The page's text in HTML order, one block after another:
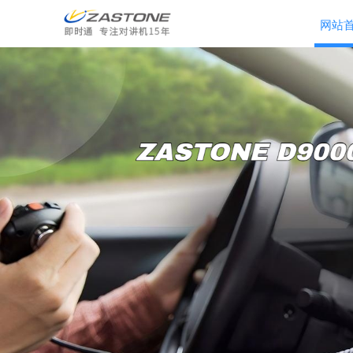
网站
ZASTONE 即时通无线